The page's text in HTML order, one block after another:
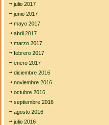
julio 2017
junio 2017
mayo 2017
abril 2017
marzo 2017
febrero 2017
enero 2017
diciembre 2016
noviembre 2016
octubre 2016
septiembre 2016
agosto 2016
julio 2016